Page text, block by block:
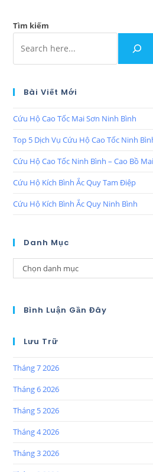
Tìm kiếm
Bài Viết Mới
Cứu Hộ Cao Tốc Mai Sơn Ninh Bình
Top 5 Dịch Vụ Cứu Hộ Cao Tốc Ninh
Cứu Hộ Cao Tốc Ninh Bình – Cao Bồ
Cứu Hộ Kích Bình Ắc Quy Tam Điệp
Cứu Hộ Kích Bình Ắc Quy Ninh Bình
Danh Mục
Chọn danh mục
Bình Luận Gần Đây
Lưu Trữ
Tháng 7 2026
Tháng 6 2026
Tháng 5 2026
Tháng 4 2026
Tháng 3 2026